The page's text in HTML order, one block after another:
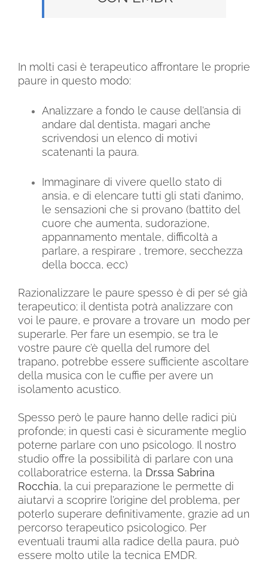
In molti casi è terapeutico affrontare le proprie
paure in questo modo:
Analizzare a fondo le cause dell’ansia di
andare dal dentista, magari anche
scrivendosi un elenco di motivi
scatenanti la paura.
Immaginare di vivere quello stato di
ansia, e di elencare tutti gli stati d’animo,
le sensazioni che si provano (battito del
cuore che aumenta, sudorazione,
appannamento mentale, difficoltà a
parlare, a respirare , tremore, secchezza
della bocca, ecc)
Razionalizzare le paure spesso è di per sé già
terapeutico; il dentista potrà analizzare con
voi le paure, e provare a trovare un modo per
superarle. Per fare un esempio, se tra le
vostre paure c’è quella del rumore del
trapano, potrebbe essere sufficiente ascoltare
della musica con le cuffie per avere un
isolamento acustico.
Spesso però le paure hanno delle radici più
profonde; in questi casi è sicuramente meglio
poterne parlare con uno psicologo. Il nostro
studio offre la possibilità di parlare con una
collaboratrice esterna, la Dr.ssa Sabrina
Rocchia, la cui preparazione le permette di
aiutarvi a scoprire l’origine del problema, per
poterlo superare definitivamente, grazie ad un
percorso terapeutico psicologico. Per
eventuali traumi alla radice della paura, può
essere molto utile la tecnica EMDR.